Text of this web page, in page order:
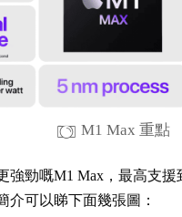
M1 Max 重點
強勁嘅M1 Max，最高支援
介可以睇下面幾張圖：